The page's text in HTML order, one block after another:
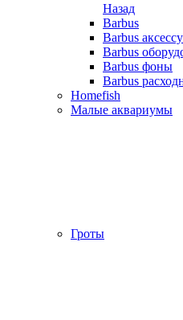
Назад
Barbus
Barbus
Barbus
Barbus фоны
Barbus
Homefish
Малые аквариумы
Гроты